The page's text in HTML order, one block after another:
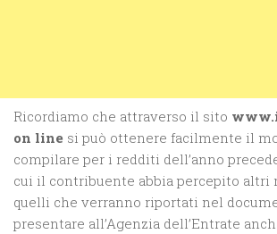
Ricordiamo che attraverso il sito
on line si può ottenere facilmente il
compilare per i redditi dell’anno
cui il contribuente abbia percepito altri
quelli che verranno riportati nel
presentare all’Agenzia dell’Entrate